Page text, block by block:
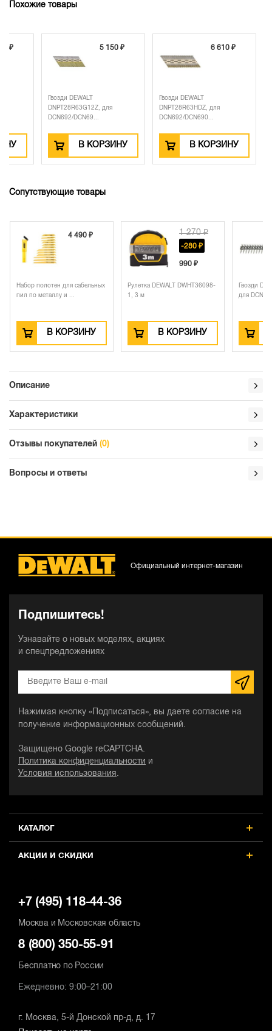
Похожие товары
₽ 5 150 ₽
Гвозди DEWALT
DNPT28R63G12Z, для
DCN692/DCN69...
В КОРЗИНУ
6 610 ₽
Гвозди DEWALT
DNPT28R63HDZ, для
DCN692/DCN690...
В КОРЗИНУ
Сопутствующие товары
4 490 ₽
Набор полотен для сабельных
пил по металлу и ...
В КОРЗИНУ
1 270 ₽
-280 ₽
990 ₽
Рулетка DEWALT DWHT36098-
1, 3 м
В КОРЗИНУ
Гвозди
для
Описание
Характеристики
Отзывы покупателей (0)
Вопросы и ответы
КАТАЛОГ
АКЦИИ И СКИДКИ
Подпишитесь!
Узнавайте о новых моделях, акциях
и спецпредложениях
Нажимая кнопку «Подписаться», вы даете согласие на
получение информационных сообщений.
Защищено Google reCAPTCHA.
Политика конфиденциальности
и
Условия использования .
Официальный интернет-магазин
+7 (495) 118-44-36
Москва и Московская область
8 (800) 350-55-91
Бесплатно по России
Ежедневно: 9:00–21:00
г. Москва, 5-й Донской пр-д, д. 17